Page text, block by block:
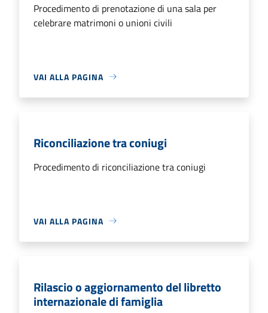
Procedimento di prenotazione di una sala per
celebrare matrimoni o unioni civili
VAI ALLA PAGINA
Riconciliazione tra coniugi
Procedimento di riconciliazione tra coniugi
VAI ALLA PAGINA
Rilascio o aggiornamento del libretto
internazionale di famiglia